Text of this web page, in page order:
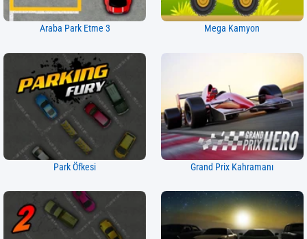
Araba Park Etme 3 Mega Kamyon
Park Öfkesi Grand Prix Kahramanı